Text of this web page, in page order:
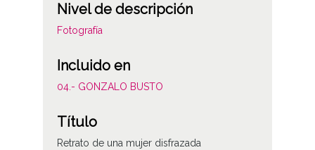
Nivel de descripción
Fotografía
Incluido en
04.- GONZALO BUSTO
Título
Retrato de una mujer disfrazada